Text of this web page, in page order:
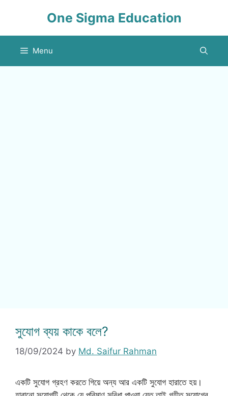
One Sigma Education
Menu
সুযোগ ব্যয় কাকে বলে?
18/09/2024 by Md. Saifur Rahman
একটি সুযোগ গ্রহণ করতে গিয়ে অন্য আর একটি সুযোগ হারাতে হয়।